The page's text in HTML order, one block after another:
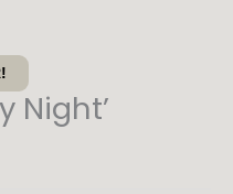
Night’